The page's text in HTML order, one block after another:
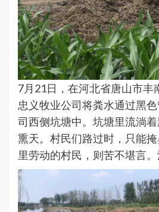
7月21日，在河北省唐山市丰
忠义牧业公司将粪水通过黑
司西侧坑塘中。坑塘里流淌
熏天。村民们路过时，只能
里劳动的村民，则苦不堪言。